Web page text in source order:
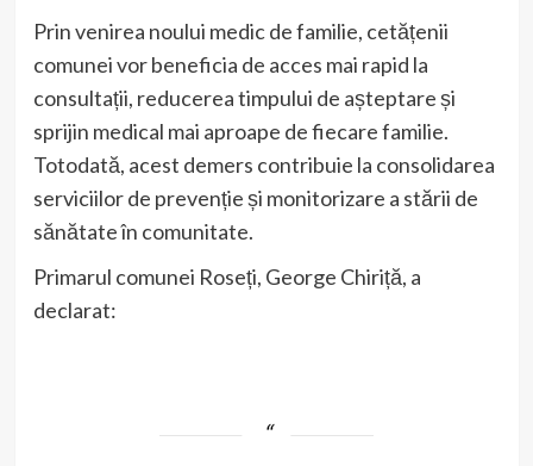
Prin venirea noului medic de familie, cetățenii
comunei vor beneficia de acces mai rapid la
consultații, reducerea timpului de așteptare și
sprijin medical mai aproape de fiecare familie.
Totodată, acest demers contribuie la consolidarea
serviciilor de prevenție și monitorizare a stării de
sănătate în comunitate.
Primarul comunei Roseți, George Chiriță, a
declarat: